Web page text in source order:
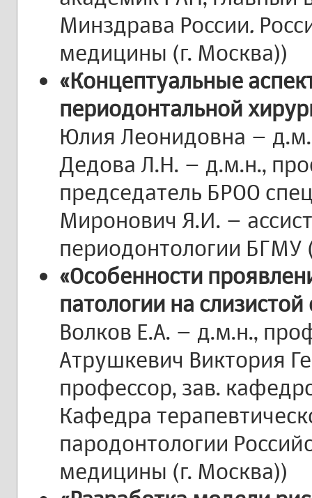
Минздрава России.
медицины (г. Москва))
«Концептуальные
периодонтальной
Юлия Леонидовна –
Дедова Л.Н. – д.м.н.,
председатель БРОО
Миронович Я.И. –
периодонтологии БГМУ
«Особенности
патологии на
Волков Е.А. – д.м.н.,
Атрушкевич Виктория
профессор, зав.
Кафедра
пародонтологии
медицины (г. Москва))